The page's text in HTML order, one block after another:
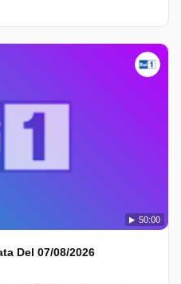
50:00
Del 07/08/2026